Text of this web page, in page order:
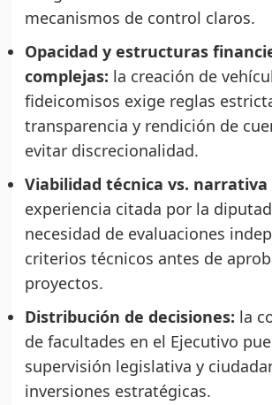
mecanismos de control claros.
Opacidad y estructuras
complejas: la creación de
fideicomisos exige reglas
transparencia y rendición de
evitar discrecionalidad.
Viabilidad técnica vs.
experiencia citada por la
necesidad de evaluaciones
criterios técnicos antes de
proyectos.
Distribución de decisiones: la
de facultades en el Ejecutivo
supervisión legislativa y
inversiones estratégicas.